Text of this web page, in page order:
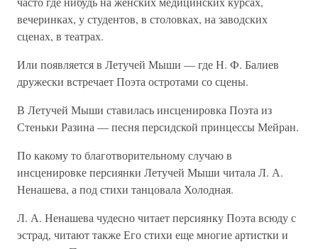
вечеринках, у студентов, в столовках, на заводских
сценах, в театрах.
Или появляется в Летучей Мыши — где Н. Ф. Балиев
дружески встречает Поэта остротами со сцены.
В Летучей Мыши ставилась инсценировка Поэта из
Стеньки Разина — песня персидской принцессы Мейран.
По какому то благотворительному случаю в
инсценировке персиянки Летучей Мыши читала Л. А.
Ненашева, а под стихи танцовала Холодная.
Л. А. Ненашева чудесно читает персиянку Поэта всюду с
эстрад, читают также Его стихи еще многие артистки и